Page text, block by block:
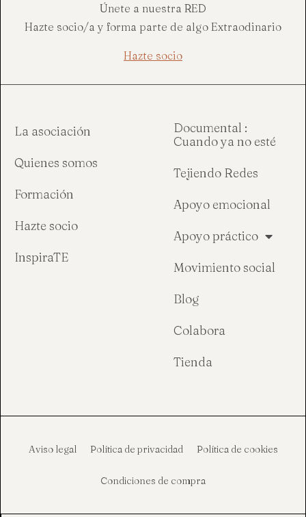
Únete a nuestra RED
Hazte socio/a y forma parte de algo Extraodinario
Hazte socio
La asociación
Quienes somos
Formación
Hazte socio
InspiraTE
Documental :
Cuando ya no esté
Tejiendo Redes
Apoyo emocional
Apoyo práctico
Movimiento social
Blog
Colabora
Tienda
Aviso legal Política de privacidad Política de cookies
Condiciones de compra